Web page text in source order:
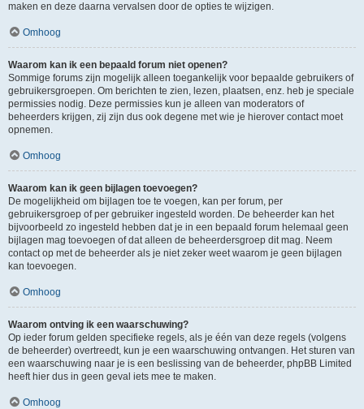
maken en deze daarna vervalsen door de opties te wijzigen.
Omhoog
Waarom kan ik een bepaald forum niet openen?
Sommige forums zijn mogelijk alleen toegankelijk voor bepaalde gebruikers of
gebruikersgroepen. Om berichten te zien, lezen, plaatsen, enz. heb je speciale
permissies nodig. Deze permissies kun je alleen van moderators of
beheerders krijgen, zij zijn dus ook degene met wie je hierover contact moet
opnemen.
Omhoog
Waarom kan ik geen bijlagen toevoegen?
De mogelijkheid om bijlagen toe te voegen, kan per forum, per
gebruikersgroep of per gebruiker ingesteld worden. De beheerder kan het
bijvoorbeeld zo ingesteld hebben dat je in een bepaald forum helemaal geen
bijlagen mag toevoegen of dat alleen de beheerdersgroep dit mag. Neem
contact op met de beheerder als je niet zeker weet waarom je geen bijlagen
kan toevoegen.
Omhoog
Waarom ontving ik een waarschuwing?
Op ieder forum gelden specifieke regels, als je één van deze regels (volgens
de beheerder) overtreedt, kun je een waarschuwing ontvangen. Het sturen van
een waarschuwing naar je is een beslissing van de beheerder, phpBB Limited
heeft hier dus in geen geval iets mee te maken.
Omhoog